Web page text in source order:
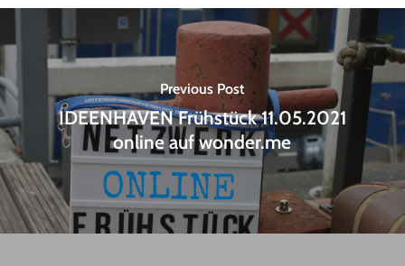
Previous Post
IDEENHAVEN Frühstück 11.05.2021
online auf wonder.me